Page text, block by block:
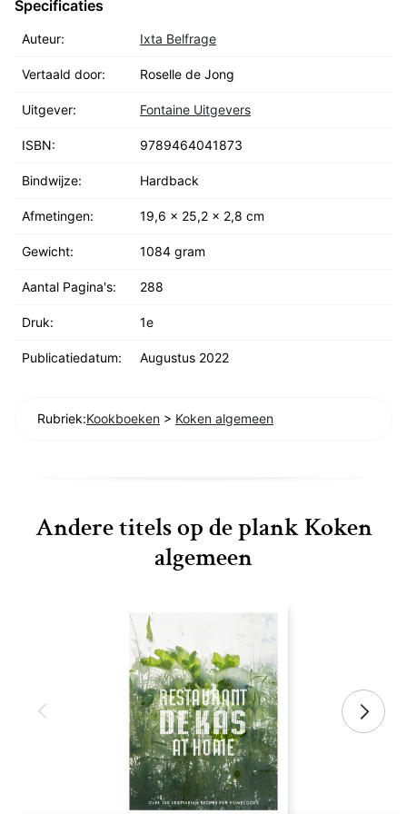
kerrieblaadjes en driekazen-quesadilla's met
Specificaties
Auteur: Ixta Belfrage
Vertaald door: Roselle de Jong
Uitgever: Fontaine Uitgevers
ISBN: 9789464041873
Bindwijze: Hardback
Afmetingen: 19,6 x 25,2 x 2,8 cm
Gewicht: 1084 gram
Aantal Pagina's: 288
Druk: 1e
Publicatiedatum: Augustus 2022
Rubriek:Kookboeken > Koken algemeen
Andere titels op de plank Koken
algemeen